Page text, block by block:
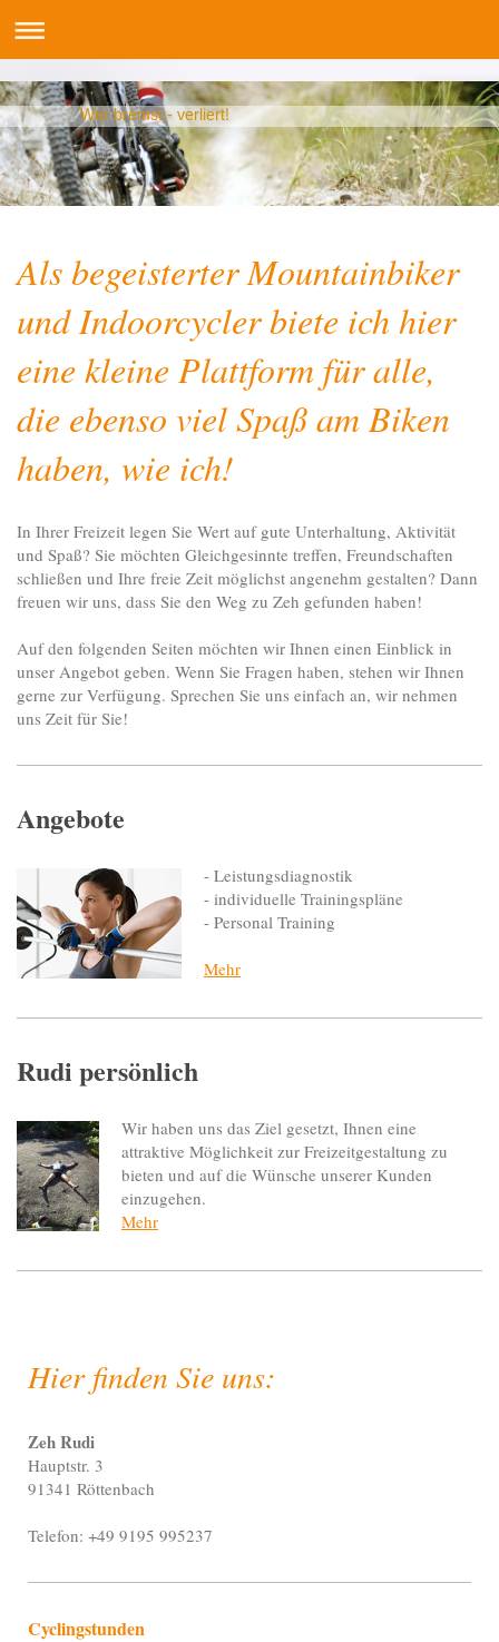
Wer bremst - verliert!
Als begeisterter Mountainbiker
und Indoorcycler biete ich hier
eine kleine Plattform für alle,
die ebenso viel Spaß am Biken
haben, wie ich!
In Ihrer Freizeit legen Sie Wert auf gute Unterhaltung, Aktivität
und Spaß? Sie möchten Gleichgesinnte treffen, Freundschaften
schließen und Ihre freie Zeit möglichst angenehm gestalten? Dann
freuen wir uns, dass Sie den Weg zu Zeh gefunden haben!
Auf den folgenden Seiten möchten wir Ihnen einen Einblick in
unser Angebot geben. Wenn Sie Fragen haben, stehen wir Ihnen
gerne zur Verfügung. Sprechen Sie uns einfach an, wir nehmen
uns Zeit für Sie!
Angebote
- Leistungsdiagnostik
- individuelle Trainingspläne
- Personal Training
Mehr
Rudi persönlich
Wir haben uns das Ziel gesetzt, Ihnen eine
attraktive Möglichkeit zur Freizeitgestaltung zu
bieten und auf die Wünsche unserer Kunden
einzugehen.
Mehr
Hier finden Sie uns:
Zeh Rudi
Hauptstr. 3
91341 Röttenbach
Telefon: +49 9195 995237
Cyclingstunden